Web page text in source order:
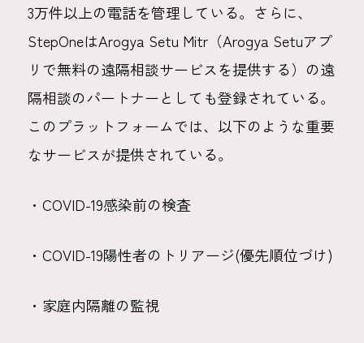
3万件以上の電話を管理している。さらに、
StepOneはArogya Setu Mitr（Arogya Setuアプ
リで無料の遠隔相談サービスを提供する）の遠
隔相談のパートナーとしても登録されている。
このプラットフォームでは、以下のような重要
なサービスが提供されている。
・COVID-19感染前の検査
・COVID-19陽性者のトリアージ(優先順位づけ)
・家庭内隔離の監視